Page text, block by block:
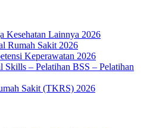
Kesehatan Lainnya 2026
Rumah Sakit 2026
Keperawatan 2026
Skills – Pelatihan BSS – Pelatihan
Sakit (TKRS) 2026